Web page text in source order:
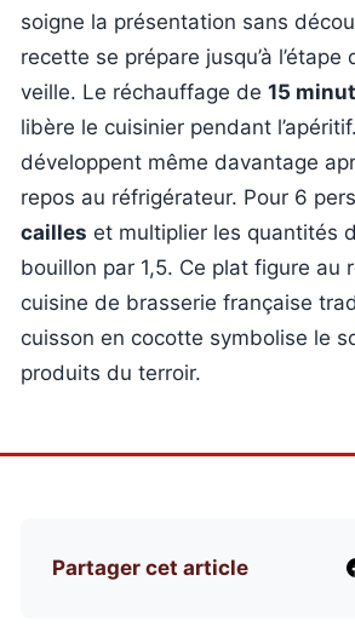
soigne la présentation sans
recette se prépare jusqu’à l’étape
veille. Le réchauffage de 15
libère le cuisinier pendant
développent même davantage
repos au réfrigérateur. Pour 6
cailles et multiplier les quantités
bouillon par 1,5. Ce plat figure au
cuisine de brasserie française
cuisson en cocotte symbolise le
produits du terroir.
Partager cet article